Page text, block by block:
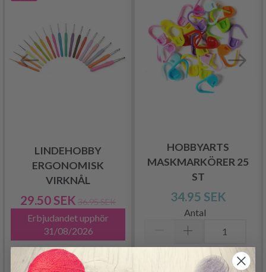
LINDEHOBBY
ERGONOMISK
VIRKNÅL
29.50 SEK 36.95 SEK
Erbjudandet upphör
31/08/2026
HOBBYARTS
MASKMARKÖRER 25
ST
34.95 SEK
Antal